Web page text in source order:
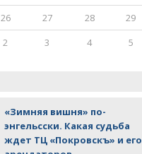
26 27 28 29
2 3 4 5
«Зимняя вишня» по-
энгельсски. Какая судьба
ждет ТЦ «Покровскъ» и его